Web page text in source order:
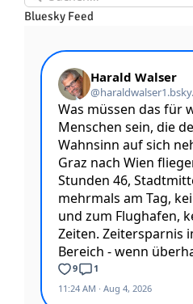
nach:
Bluesky Feed